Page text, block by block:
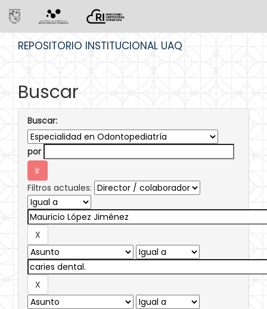
REPOSITORIO INSTITUCIONAL UAQ
Buscar
Buscar:
por
Filtros actuales: